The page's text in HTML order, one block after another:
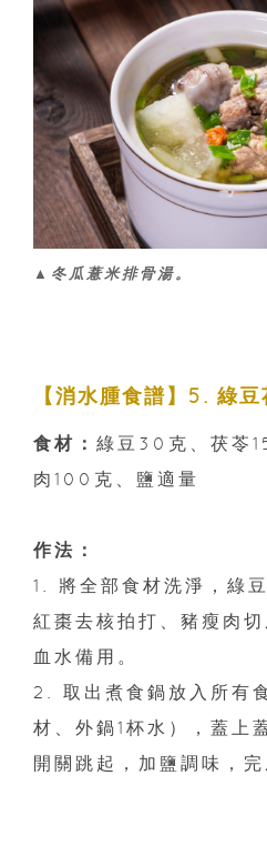
▲冬瓜薏米排骨湯。
【消水腫食譜】5. 綠
食材： 綠豆30克、茯苓
肉100克、鹽適量
作法：
1. 將全部食材洗淨，綠
紅棗去核拍打、豬瘦肉
血水備用。
2. 取出煮食鍋放入所有
材、外鍋1杯水），蓋上
開關跳起，加鹽調味，完